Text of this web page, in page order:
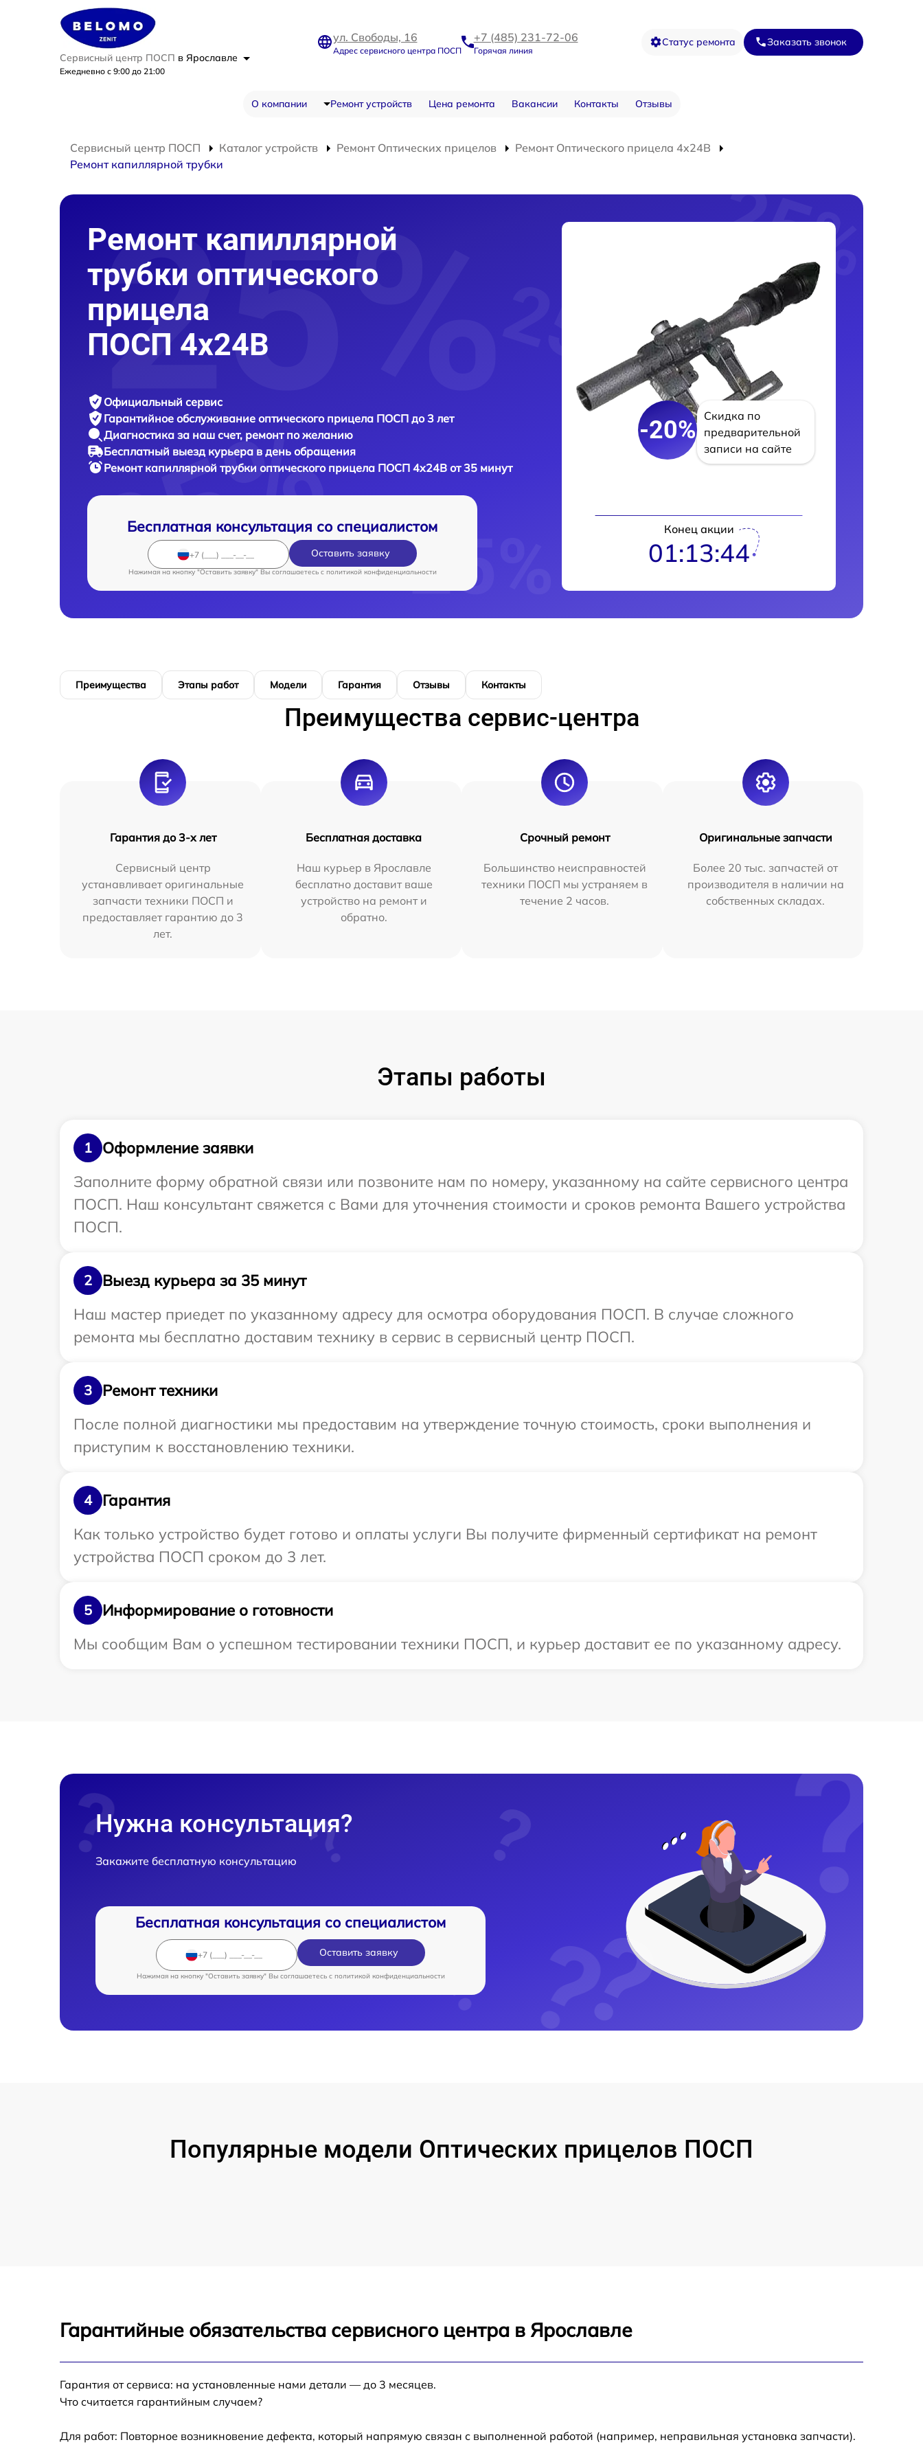
Сервисный центр ПОСП в Ярославле
Ежедневно с 9:00 до 21:00
ул. Свободы, 16
Адрес сервисного центра ПОСП
+7 (485) 231-72-06
Горячая линия
Статус ремонта Заказать звонок
О компании Ремонт устройств Цена ремонта Вакансии Контакты Отзывы
Сервисный центр ПОСП Каталог устройств Ремонт Оптических прицелов
Ремонт Оптического прицела 4x24B
Ремонт капиллярной трубки
Ремонт капиллярной
трубки оптического
прицела
ПОСП 4x24B
Официальный сервис
Гарантийное обслуживание оптического прицела ПОСП до 3 лет
Диагностика за наш счет, ремонт по желанию
Бесплатный выезд курьера в день обращения
Ремонт капиллярной трубки оптического прицела ПОСП 4x24B от 35 минут
Бесплатная консультация со специалистом
Оставить заявку
Нажимая на кнопку "Оставить заявку" Вы соглашаетесь c политикой конфиденциальности
-20%
Скидка по
предварительной
записи на сайте
Конец акции
01:13:43
Преимущества Этапы работ Модели Гарантия Отзывы Контакты
Преимущества сервис-центра
Гарантия до 3-х лет
Сервисный центр
устанавливает оригинальные
запчасти техники ПОСП и
предоставляет гарантию до 3
лет.
Бесплатная доставка
Наш курьер в Ярославле
бесплатно доставит ваше
устройство на ремонт и
обратно.
Срочный ремонт
Большинство неисправностей
техники ПОСП мы устраняем в
течение 2 часов.
Оригинальные запчасти
Более 20 тыс. запчастей от
производителя в наличии на
собственных складах.
Этапы работы
1
Оформление заявки
Заполните форму обратной связи или позвоните нам по номеру, указанному на сайте сервисного центра
ПОСП. Наш консультант свяжется с Вами для уточнения стоимости и сроков ремонта Вашего устройства
ПОСП.
2
Выезд курьера за 35 минут
Наш мастер приедет по указанному адресу для осмотра оборудования ПОСП. В случае сложного
ремонта мы бесплатно доставим технику в сервис в сервисный центр ПОСП.
3
Ремонт техники
После полной диагностики мы предоставим на утверждение точную стоимость, сроки выполнения и
приступим к восстановлению техники.
4
Гарантия
Как только устройство будет готово и оплаты услуги Вы получите фирменный сертификат на ремонт
устройства ПОСП сроком до 3 лет.
5
Информирование о готовности
Мы сообщим Вам о успешном тестировании техники ПОСП, и курьер доставит ее по указанному адресу.
Нужна консультация?
Закажите бесплатную консультацию
Бесплатная консультация со специалистом
Оставить заявку
Нажимая на кнопку "Оставить заявку" Вы соглашаетесь c политикой конфиденциальности
Популярные модели Оптических прицелов ПОСП
Гарантийные обязательства сервисного центра в Ярославле
Гарантия от сервиса: на установленные нами детали — до 3 месяцев.
Что считается гарантийным случаем?
Для работ: Повторное возникновение дефекта, который напрямую связан с выполненной работой (например, неправильная установка запчасти).